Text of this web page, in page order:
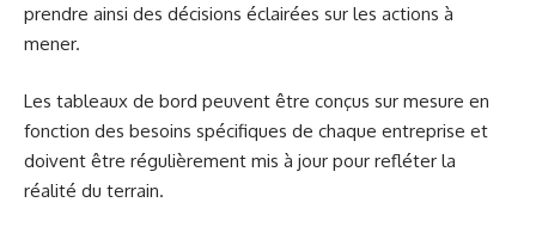
prendre ainsi des décisions éclairées sur les actions à
mener.
Les tableaux de bord peuvent être conçus sur mesure en
fonction des besoins spécifiques de chaque entreprise et
doivent être régulièrement mis à jour pour refléter la
réalité du terrain.